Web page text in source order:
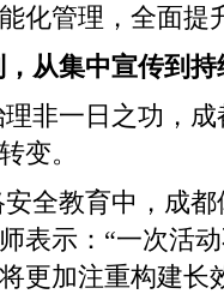
化管理，全面提
从集中宣传到持
理非一日之功，
变。
全教育中，成
表示：“一次活
更加注重构建